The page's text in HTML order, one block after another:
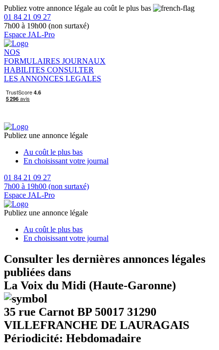
Publiez votre annonce légale au coût le plus bas
01 84 21 09 27
7h00 à 19h00 (non surtaxé)
Espace JAL-Pro
NOS
FORMULAIRES JOURNAUX
HABILITES CONSULTER
LES ANNONCES LEGALES
Publiez une annonce légale
Au coût le plus bas
En choisissant votre journal
01 84 21 09 27
7h00 à 19h00 (non surtaxé)
Espace JAL-Pro
Publiez une annonce légale
Au coût le plus bas
En choisissant votre journal
Consulter les dernières annonces légales
publiées dans
La Voix du Midi (Haute-Garonne)
35 rue Carnot BP 50017 31290
VILLEFRANCHE DE LAURAGAIS
Périodicité: Hebdomadaire